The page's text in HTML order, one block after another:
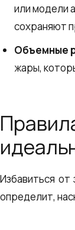
или модели
сохраняют
Объемные
жары,
Избавиться
определит,